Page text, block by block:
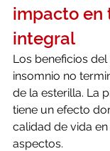
impacto en
integral
Los beneficios
insomnio no
de la esterilla. La
tiene un efecto
calidad de vida
aspectos.